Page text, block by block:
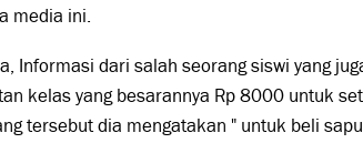
media ini.
Informasi dari salah seorang siswi yang
kelas yang besarannya Rp 8000 untuk
tersebut dia mengatakan " untuk beli